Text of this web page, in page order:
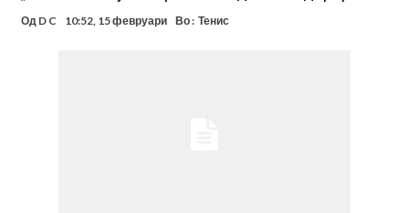
Од D C 10:52, 15 февруари Во : Тенис